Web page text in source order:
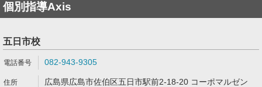
個別指導Axis
五日市校
082-943-9305
広島県広島市佐伯区五日市駅前2-18-20 コーポマルゼン